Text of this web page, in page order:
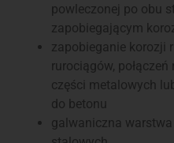
powleczonej po obu
zapobiegającym
zapobieganie korozji
rurociągów,
części metalowych
do betonu
galwaniczna warstwa